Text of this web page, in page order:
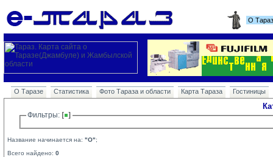
О
О Таразе Статистика Фото Тараза и области Карта Тараза Гостиницы
Фильтры:
Название начинается на: "O";
Всего найдено: 0